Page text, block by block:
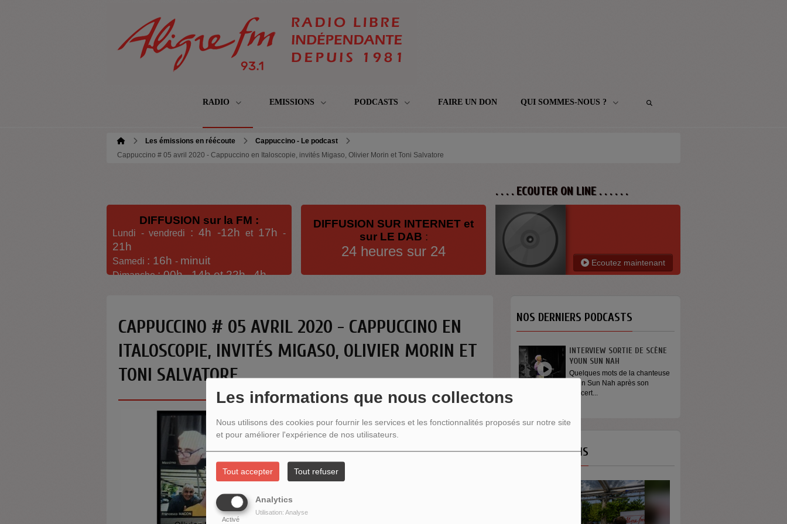
Les informations que nous collectons
Nous utilisons des cookies pour fournir les services et les fonctionnalités proposés sur notre site
et pour améliorer l'expérience de nos utilisateurs.
Tout accepter Tout refuser
Analytics
Activé
Utilisation: Analyse
RADIO EMISSIONS PODCASTS FAIRE UN DON QUI SOMMES-NOUS ?
Les émissions en réécoute
Cappuccino - Le podcast
Cappuccino # 05 avril 2020 - Cappuccino en Italoscopie, invités Migaso, Olivier Morin et Toni Salvatore
DIFFUSION sur la FM :
Lundi - vendredi : 4h -12h et 17h -
21h
Samedi : 16h - minuit
Dimanche: 00h -14h et 22h-4h
DIFFUSION SUR INTERNET et
sur LE DAB :
24 heures sur 24
. . . . ECOUTER ON LINE . . . . . .
Ecoutez maintenant
CAPPUCCINO # 05 AVRIL 2020 - CAPPUCCINO EN
ITALOSCOPIE, INVITÉS MIGASO, OLIVIER MORIN ET
TONI SALVATORE
NOS DERNIERS PODCASTS
INTERVIEW SORTIE DE SCÈNE
YOUN SUN NAH
Quelques mots de la chanteuse
Youn Sun Nah après son
concert...
NOS ÉMISSIONS